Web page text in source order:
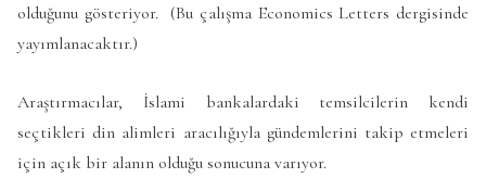
olduğunu gösteriyor. (Bu çalışma Economics Letters dergisinde
yayımlanacaktır.)
Araştırmacılar, İslami bankalardaki temsilcilerin kendi
seçtikleri din alimleri aracılığıyla gündemlerini takip etmeleri
için açık bir alanın olduğu sonucuna varıyor.